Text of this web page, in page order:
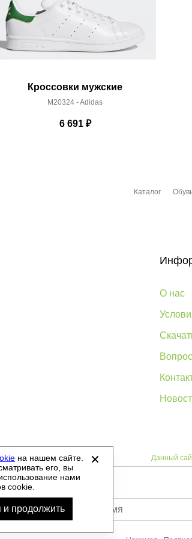
Кроссовки мужские
M20324 - Adidas
6 691₽
Каталог
О нас
- все права защищены. Данный
на нашем сайте.
его, вы
нами
cookie.
и продолжить Ваше имя